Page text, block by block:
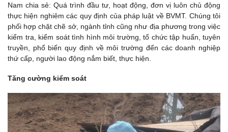
Nam chia sẻ: Quá trình đầu tư, hoạt động, đơn vị luôn chủ động
thực hiện nghiêm các quy định của pháp luật về BVMT. Chúng tôi
phối hợp chặt chẽ sở, ngành tỉnh cũng như địa phương trong việc
kiểm tra, kiểm soát tình hình môi trường, tổ chức tập huấn, tuyên
truyền, phổ biến quy định về môi trường đến các doanh nghiệp
thứ cấp, người lao động nắm biết, thực hiện.
Tăng cường kiểm soát